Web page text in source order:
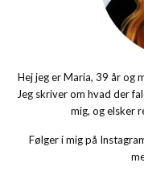
Hej jeg er Maria, 39 år og
Jeg skriver om hvad der
mig, og elsker
Følger i mig på